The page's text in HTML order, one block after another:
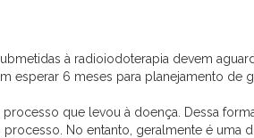
à radioiodoterapia devem
esperar 6 meses para planejamento de
que levou à doença. Dessa
No entanto, geralmente é uma